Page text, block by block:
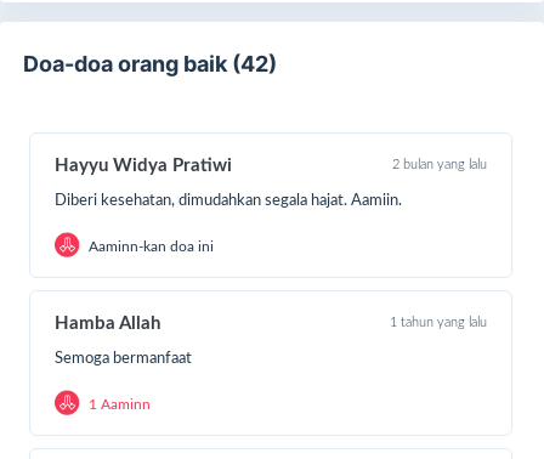
Doa-doa orang baik (42)
Hayyu Widya Pratiwi 2 bulan yang lalu
Diberi kesehatan, dimudahkan segala hajat. Aamiin.
Aaminn-kan doa ini
Hamba Allah 1 tahun yang lalu
Semoga bermanfaat
1 Aaminn